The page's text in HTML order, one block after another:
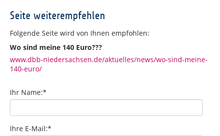
Seite weiterempfehlen
Folgende Seite wird von Ihnen empfohlen:
Wo sind meine 140 Euro???
www.dbb-niedersachsen.de/aktuelles/news/wo-sind-meine-
140-euro/
Ihr Name:*
Ihre E-Mail:*